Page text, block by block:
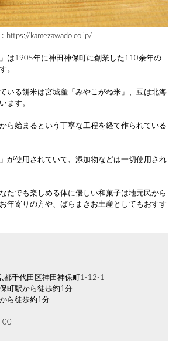
https://kamezawado.co.jp/
は1905年に神田神保町に創業した110余年の
。
いる餅米は宮城産「みやこがね米」、豆は北海
ます。
ら始まるという丁寧な工程を経て作られている
が使用されていて、添加物などは一切使用され
たでも楽しめる体に優しい和菓子は地元民から
年寄りの方や、ばらまきお土産としてもおすす
都千代田区神田神保町1-12-1
町駅から徒歩約1分
ら徒歩約1分
00